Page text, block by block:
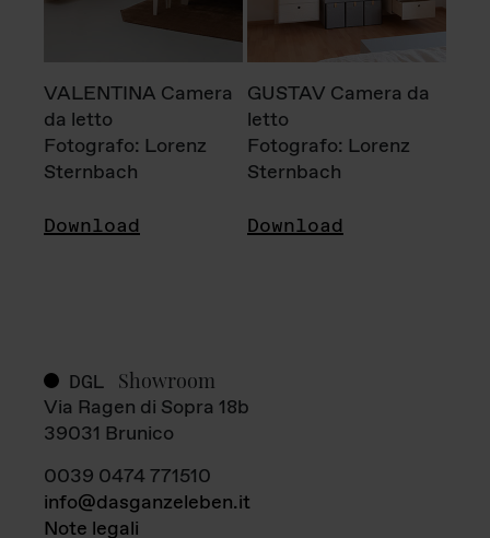
VALENTINA Camera
da letto
Fotografo: Lorenz
Sternbach
Download
GUSTAV Camera da
letto
Fotografo: Lorenz
Sternbach
Download
DGL Showroom
Via Ragen di Sopra 18b
39031 Brunico
0039 0474 771510
info@dasganzeleben.it
Note legali